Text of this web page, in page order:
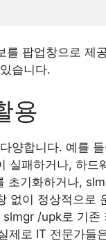
팝업창으로 제
습니다.
용
양합니다. 예를
실패하거나, 하드
초기화하거나,
없이 정상적으로
/upk로 기존
로 IT 전문가들